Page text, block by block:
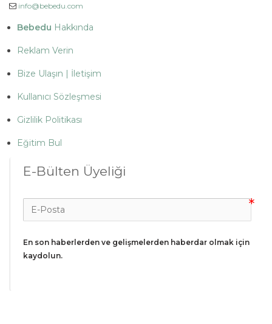
info@bebedu.com
Bebedu Hakkında
Reklam Verin
Bize Ulaşın | İletişim
Kullanıcı Sözleşmesi
Gizlilik Politikası
Eğitim Bul
E-Bülten Üyeliği
En son haberlerden ve gelişmelerden haberdar olmak için
kaydolun.